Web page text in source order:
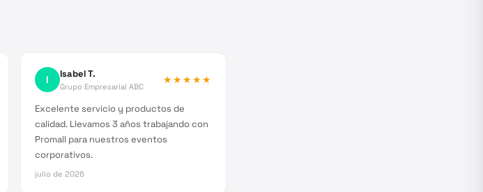
I Isabel T.
Grupo Empresarial ABC
★★★★★
Excelente servicio y productos de
calidad. Llevamos 3 años trabajando con
Promall para nuestros eventos
corporativos.
julio de 2026